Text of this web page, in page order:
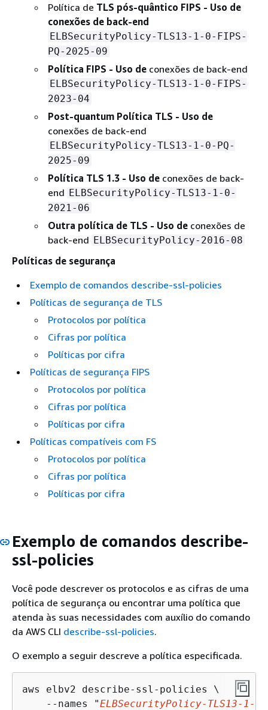
Política de TLS pós-quântico FIPS - Uso de
conexões de back-end
ELBSecurityPolicy-TLS13-1-0-FIPS-
PQ-2025-09
Política FIPS - Uso de conexões de back-end
ELBSecurityPolicy-TLS13-1-0-FIPS-
2023-04
Post-quantum Política TLS - Uso de
conexões de back-end
ELBSecurityPolicy-TLS13-1-0-PQ-
2025-09
Política TLS 1.3 - Uso de conexões de back-
end ELBSecurityPolicy-TLS13-1-0-
2021-06
Outra política de TLS - Uso de conexões de
back-end ELBSecurityPolicy-2016-08
Políticas de segurança
Exemplo de comandos describe-ssl-policies
Políticas de segurança de TLS
Protocolos por política
Cifras por política
Políticas por cifra
Políticas de segurança FIPS
Protocolos por política
Cifras por política
Políticas por cifra
Políticas compatíveis com FS
Protocolos por política
Cifras por política
Políticas por cifra
Exemplo de comandos describe-
ssl-policies
Você pode descrever os protocolos e as cifras de uma
política de segurança ou encontrar uma política que
atenda às suas necessidades com auxílio do comando
da AWS CLI describe-ssl-policies.
O exemplo a seguir descreve a política especificada.
aws elbv2 describe-ssl-policies \
    --names "
ELBSecurityPolicy-TLS13-1-2-